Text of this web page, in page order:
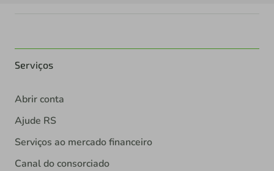
Serviços
Abrir conta
Ajude RS
Serviços ao mercado financeiro
Canal do consorciado